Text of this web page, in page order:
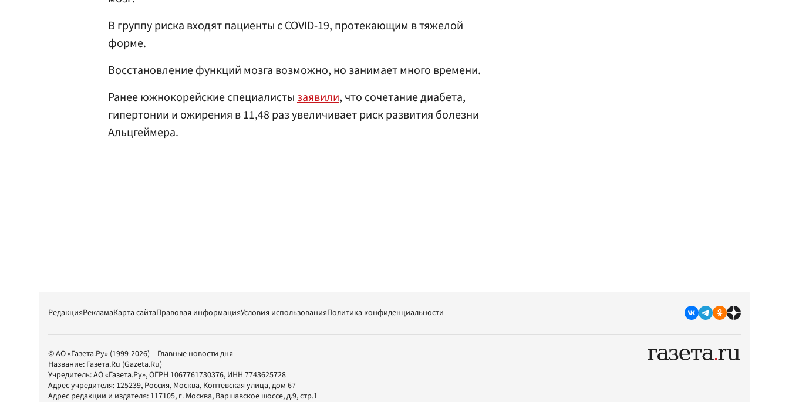
В группу риска входят пациенты с COVID-19, протекающим в тяжелой
форме.
Восстановление функций мозга возможно, но занимает много времени.
Ранее южнокорейские специалистызаявили, что сочетание диабета,
гипертонии и ожирения в 11,48 раз увеличивает риск развития болезни
Альцгеймера.
РедакцияРекламаКарта сайтаПравовая информацияУсловия использованияПолитика конфиденциальности
© АО «Газета.Ру» (1999-2026) – Главные новости дня
Название: Газета.Ru (Gazeta.Ru)
Учредитель:АО «Газета.Ру», ОГРН 1067761730376, ИНН 7743625728
Адрес учредителя: 125239, Россия, Москва, Коптевская улица, дом 67
Адрес редакции и издателя: 117105, г. Москва, Варшавское шоссе, д.9, стр.1